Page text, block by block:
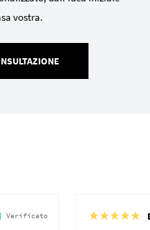
vostra.
Verificato